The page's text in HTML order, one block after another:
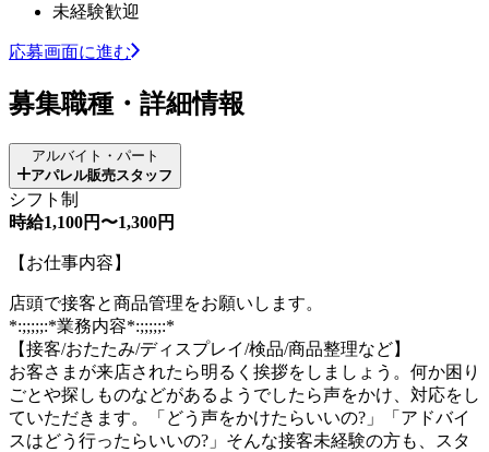
未経験歓迎
応募画面に進む
募集職種・詳細情報
アルバイト・パート
アパレル販売スタッフ
シフト制
時給1,100円〜1,300円
【お仕事内容】
店頭で接客と商品管理をお願いします。
*:;;;;;:*業務内容*:;;;;;:*
【接客/おたたみ/ディスプレイ/検品/商品整理など】
お客さまが来店されたら明るく挨拶をしましょう。何か困り
ごとや探しものなどがあるようでしたら声をかけ、対応をし
ていただきます。「どう声をかけたらいいの?」「アドバイ
スはどう行ったらいいの?」そんな接客未経験の方も、スタ